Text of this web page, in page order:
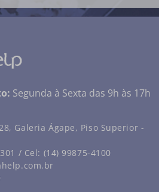
Segunda à Sexta das 9h às 17h
Galeria Ágape, Piso Superior -
/ Cel: (14) 99875-4100